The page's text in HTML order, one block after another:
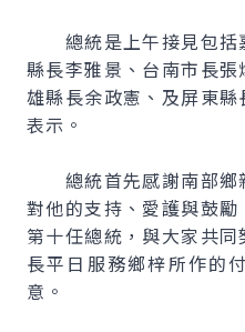
總統是上午接見包括
縣長李雅景、台南市長
雄縣長余政憲、及屏東
表示。
總統首先感謝南部鄉
對他的支持、愛護與鼓
第十任總統，與大家共
長平日服務鄉梓所作的
意。